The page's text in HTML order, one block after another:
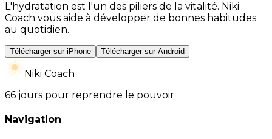
L'hydratation est l'un des piliers de la vitalité. Niki
Coach vous aide à développer de bonnes habitudes
au quotidien.
Télécharger sur iPhone Télécharger sur Android
Niki Coach
66 jours pour reprendre le pouvoir
Navigation